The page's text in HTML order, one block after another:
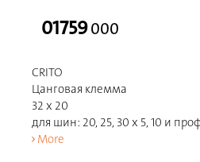
01759000
CRITO
Цанговая клемма
32 x 20
для шин: 20, 25, 30 x 5, 10 и
More